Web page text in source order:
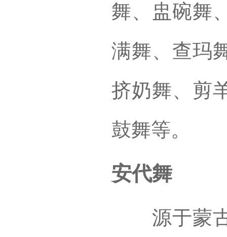
舞、盅碗舞
满舞、查玛
挤奶舞、剪
鼓舞等。
安代舞
源于蒙古